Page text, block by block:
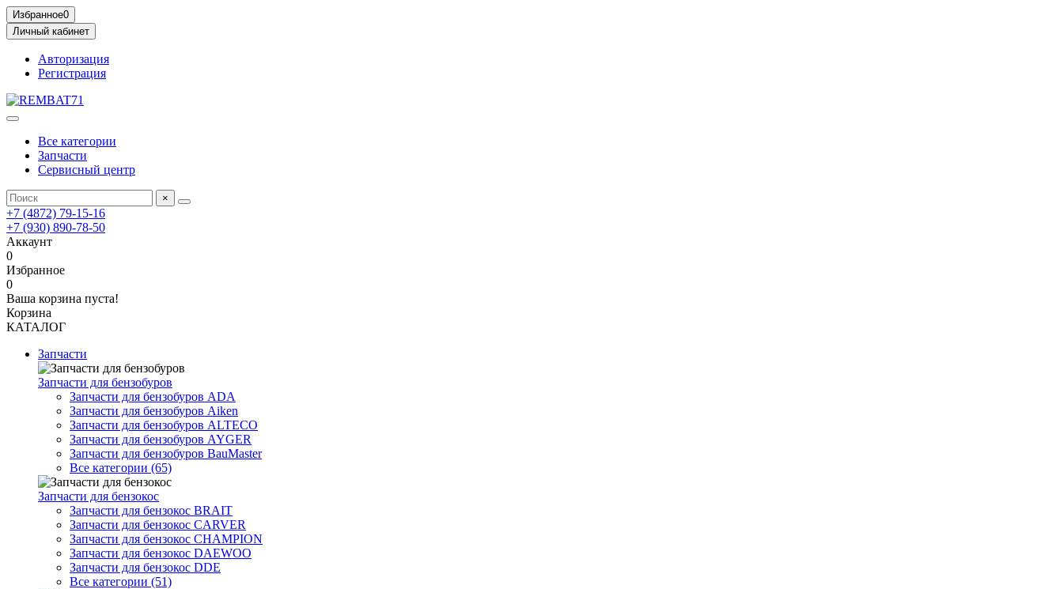
Избранное0
Личный кабинет
Авторизация
Регистрация
Все категории
Запчасти
Сервисный центр
×
+7 (4872) 79-15-16
+7 (930) 890-78-50
Аккаунт
0
Избранное
0
Ваша корзина пуста!
Корзина
КАТАЛОГ
Запчасти
Запчасти для бензобуров
Запчасти для бензобуров ADA
Запчасти для бензобуров Aiken
Запчасти для бензобуров ALTECO
Запчасти для бензобуров AYGER
Запчасти для бензобуров BauMaster
Все категории (65)
Запчасти для бензокос
Запчасти для бензокос BRAIT
Запчасти для бензокос CARVER
Запчасти для бензокос CHAMPION
Запчасти для бензокос DAEWOO
Запчасти для бензокос DDE
Все категории (51)